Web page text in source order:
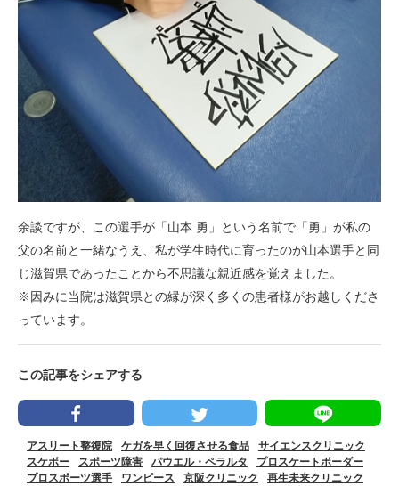
余談ですが、この選手が「山本 勇」という名前で「勇」が私の
父の名前と一緒なうえ、私が学生時代に育ったのが山本選手と同
じ滋賀県であったことから不思議な親近感を覚えました。
※因みに当院は滋賀県との縁が深く多くの患者様がお越しくださ
っています。
この記事をシェアする
アスリート整復院 ケガを早く回復させる食品
サイエンスクリニック
スケボー
スポーツ障害 パウエル・ペラルタ
プロスケートボーダー
プロスポーツ選手
ワンピース 京阪クリニック
再生未来クリニック